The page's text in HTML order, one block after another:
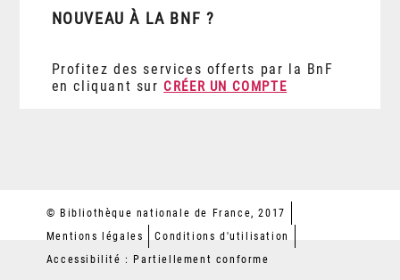
NOUVEAU À LA BNF ?
Profitez des services offerts par la BnF
en cliquant sur CRÉER UN COMPTE
© Bibliothèque nationale de France, 2017
Mentions légales
Conditions d'utilisation
Accessibilité : Partiellement conforme